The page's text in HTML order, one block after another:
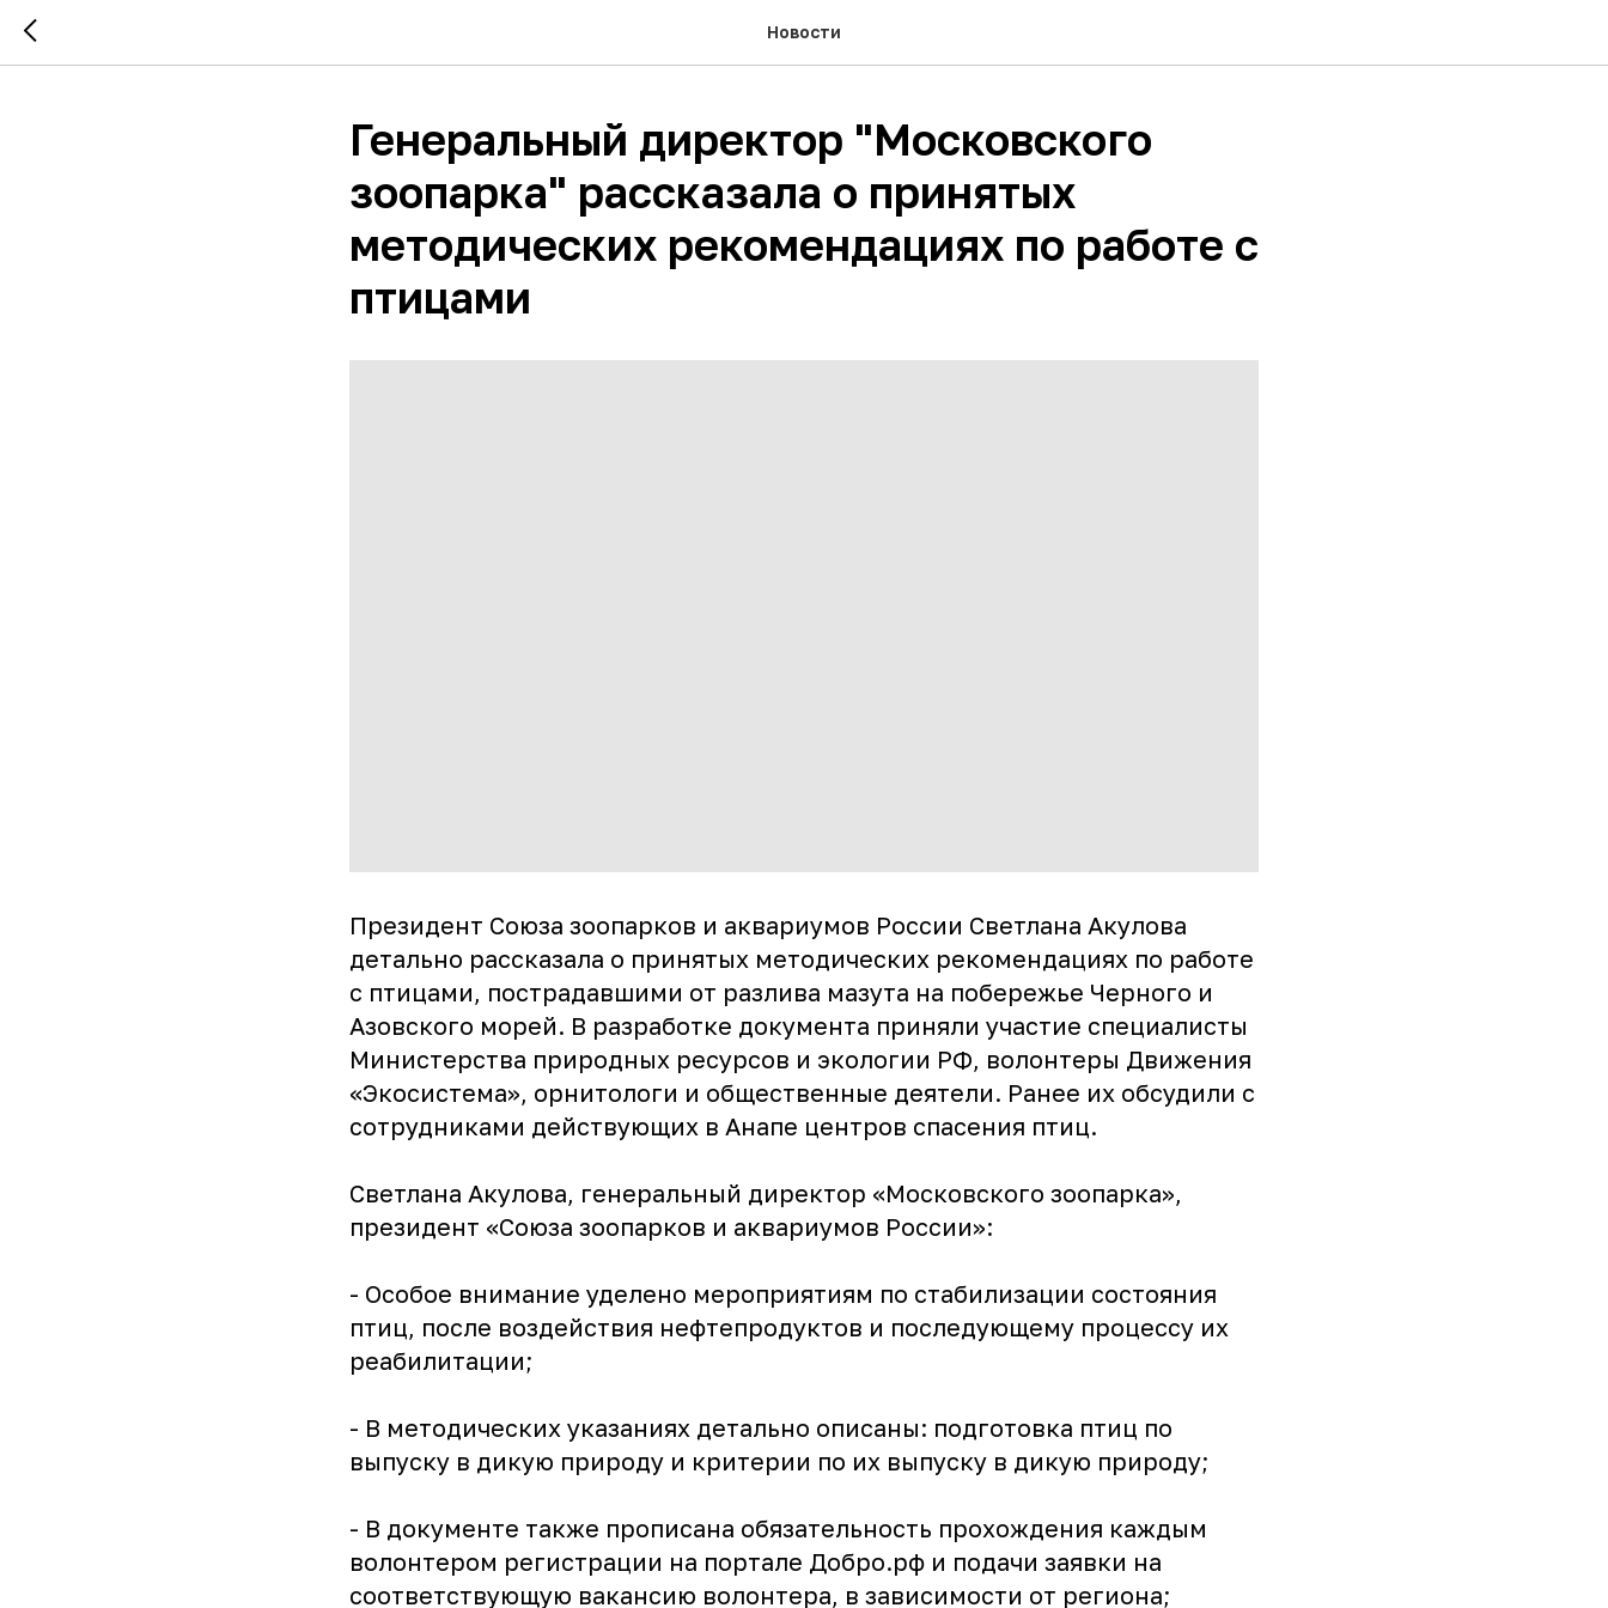
Новости
Генеральный директор "Московского
зоопарка" рассказала о принятых
методических рекомендациях по работе с
птицами
Президент Союза зоопарков и аквариумов России Светлана Акулова
детально рассказала о принятых методических рекомендациях по работе
с птицами, пострадавшими от разлива мазута на побережье Черного и
Азовского морей. В разработке документа приняли участие специалисты
Министерства природных ресурсов и экологии РФ, волонтеры Движения
«Экосистема», орнитологи и общественные деятели. Ранее их обсудили с
сотрудниками действующих в Анапе центров спасения птиц.
Светлана Акулова, генеральный директор «Московского зоопарка»,
президент «Союза зоопарков и аквариумов России»:
- Особое внимание уделено мероприятиям по стабилизации состояния
птиц, после воздействия нефтепродуктов и последующему процессу их
реабилитации;
- В методических указаниях детально описаны: подготовка птиц по
выпуску в дикую природу и критерии по их выпуску в дикую природу;
- В документе также прописана обязательность прохождения каждым
волонтером регистрации на портале Добро.рф и подачи заявки на
соответствующую вакансию волонтера, в зависимости от региона;